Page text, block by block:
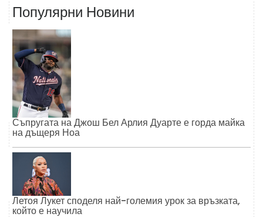
Популярни Новини
Съпругата на Джош Бел Арлия Дуарте е горда майка
на дъщеря Ноа
Летоя Лукет споделя най-големия урок за връзката,
който е научила